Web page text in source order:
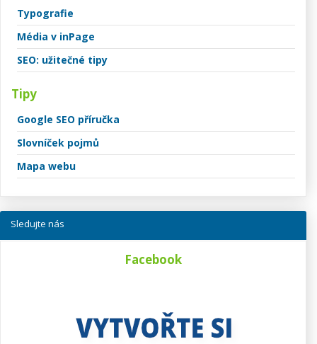
Typografie
Média v inPage
SEO: užitečné tipy
Tipy
Google SEO příručka
Slovníček pojmů
Mapa webu
Sledujte nás
Facebook